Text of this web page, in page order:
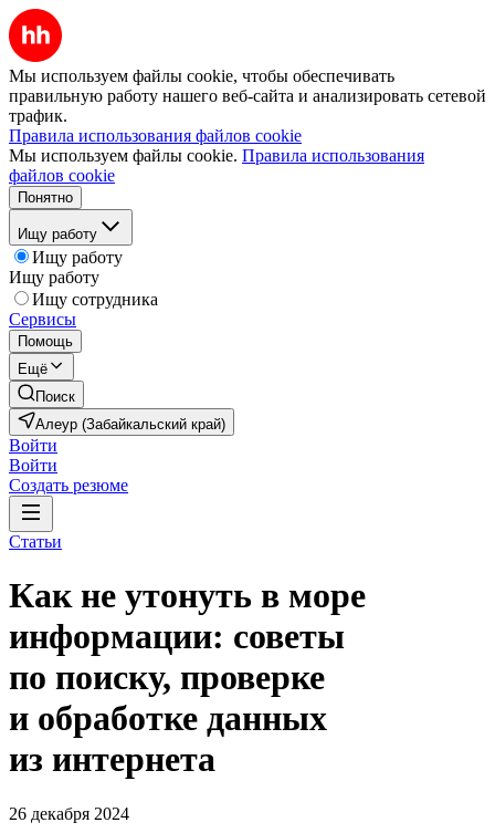
Мы используем файлы cookie, чтобы обеспечивать
правильную работу нашего веб-сайта и анализировать сетевой
трафик.
Правила использования файлов cookie
Мы используем файлы cookie. Правила использования
файлов cookie
Понятно
Ищу работу
Ищу работу
Ищу работу
Ищу сотрудника
Сервисы
Помощь
Ещё
Поиск
Алеур (Забайкальский край)
Войти
Войти
Создать резюме
Статьи
Как не утонуть в море
информации: советы
по поиску, проверке
и обработке данных
из интернета
26 декабря 2024